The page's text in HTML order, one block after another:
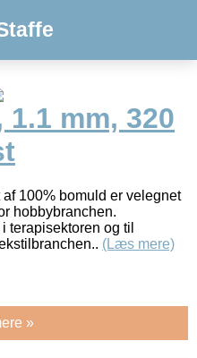
mm, 320
100% bomuld er velegnet
hobbybranchen.
terapisektoren og til
(Læs mere)
»